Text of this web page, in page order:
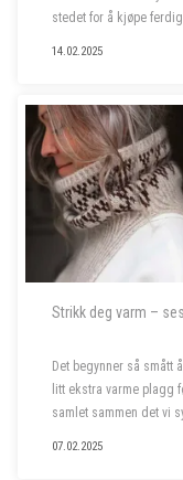
stedet for å kjøpe
14.02.2025
Strikk deg varm –
Det begynner så smått
litt ekstra varme plagg
samlet sammen det vi
07.02.2025